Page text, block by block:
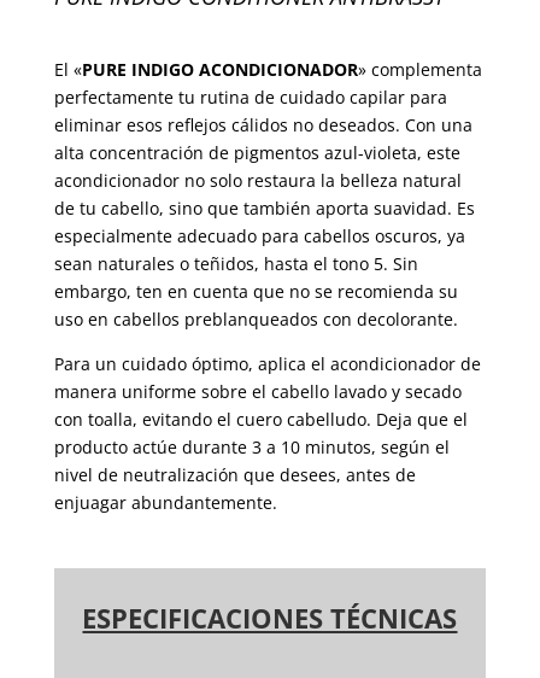
El «PURE INDIGO ACONDICIONADOR» complementa
perfectamente tu rutina de cuidado capilar para
eliminar esos reflejos cálidos no deseados. Con una
alta concentración de pigmentos azul-violeta, este
acondicionador no solo restaura la belleza natural
de tu cabello, sino que también aporta suavidad. Es
especialmente adecuado para cabellos oscuros, ya
sean naturales o teñidos, hasta el tono 5. Sin
embargo, ten en cuenta que no se recomienda su
uso en cabellos preblanqueados con decolorante.
Para un cuidado óptimo, aplica el acondicionador de
manera uniforme sobre el cabello lavado y secado
con toalla, evitando el cuero cabelludo. Deja que el
producto actúe durante 3 a 10 minutos, según el
nivel de neutralización que desees, antes de
enjuagar abundantemente.
ESPECIFICACIONES TÉCNICAS